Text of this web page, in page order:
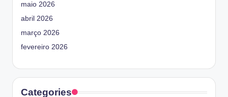
maio 2026
abril 2026
março 2026
fevereiro 2026
Categories